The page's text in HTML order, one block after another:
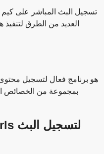
تسجيل البث المباشر على كيم
العديد من الطرق لتنفيذ
بمجموعة من الخصائص